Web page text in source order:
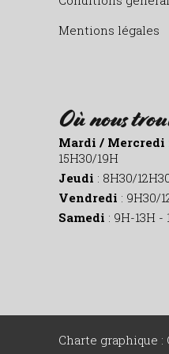
Mentions légales
Où nous
Mardi / Mercredi
15H30/19H
Jeudi : 8H30/
Vendredi : 9H30/
Samedi : 9H-13H -
Charte graphique :